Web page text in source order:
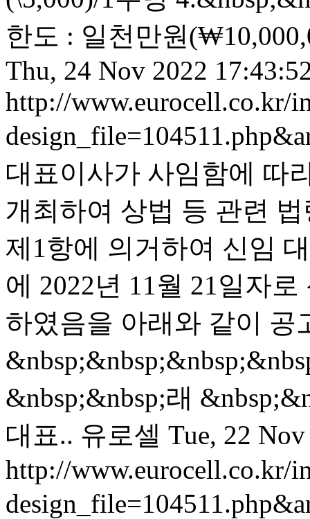
한도 : 일천만원
Thu, 24 Nov 2022
http://www.eurocell.co.kr/
대표이사가 사임함에 따
개최하여 상법 등 관련
제1항에 의거하여 신임
에 2022년 11월 21일자
하였음을 아래와 같이 공
&nbsp;&nbsp;래
대표.. 유로셀 Tue, 22
http://www.eurocell.co.kr/